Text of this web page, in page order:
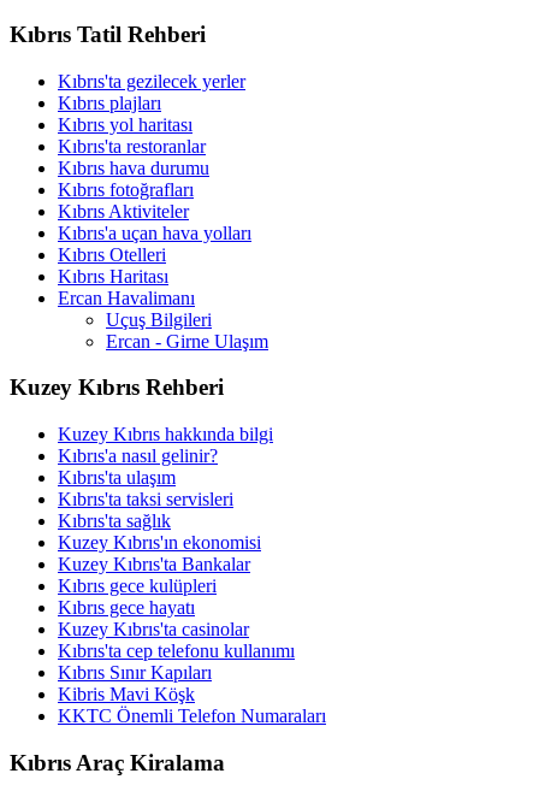
Kıbrıs Tatil Rehberi
Kıbrıs'ta gezilecek yerler
Kıbrıs plajları
Kıbrıs yol haritası
Kıbrıs'ta restoranlar
Kıbrıs hava durumu
Kıbrıs fotoğrafları
Kıbrıs Aktiviteler
Kıbrıs'a uçan hava yolları
Kıbrıs Otelleri
Kıbrıs Haritası
Ercan Havalimanı
Uçuş Bilgileri
Ercan - Girne Ulaşım
Kuzey Kıbrıs Rehberi
Kuzey Kıbrıs hakkında bilgi
Kıbrıs'a nasıl gelinir?
Kıbrıs'ta ulaşım
Kıbrıs'ta taksi servisleri
Kıbrıs'ta sağlık
Kuzey Kıbrıs'ın ekonomisi
Kuzey Kıbrıs'ta Bankalar
Kıbrıs gece kulüpleri
Kıbrıs gece hayatı
Kuzey Kıbrıs'ta casinolar
Kıbrıs'ta cep telefonu kullanımı
Kıbrıs Sınır Kapıları
Kibris Mavi Köşk
KKTC Önemli Telefon Numaraları
Kıbrıs Araç Kiralama